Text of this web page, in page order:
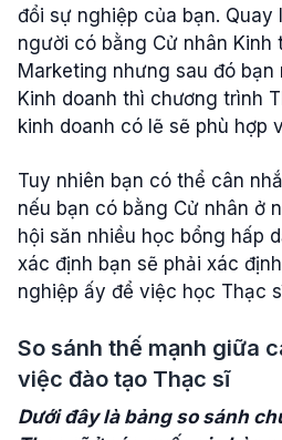
đổi sự nghiệp của bạn. Quay
người có bằng Cử nhân Kinh
Marketing nhưng sau đó bạn
Kinh doanh thì chương trình
kinh doanh có lẽ sẽ phù hợp
Tuy nhiên bạn có thể cân
nếu bạn có bằng Cử nhân ở
hội săn nhiều học bổng hấp
xác định bạn sẽ phải xác
nghiệp ấy để việc học Thạc
So sánh thế mạnh giữa
việc đào tạo Thạc sĩ
Dưới đây là bảng so sánh